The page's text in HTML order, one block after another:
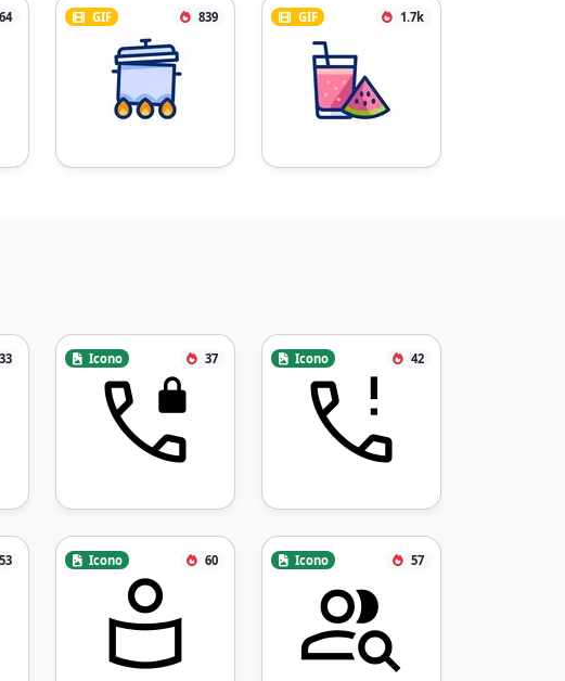
GIF 839 GIF 1.7k
33 Icono 37 Icono 42
53 Icono 60 Icono 57